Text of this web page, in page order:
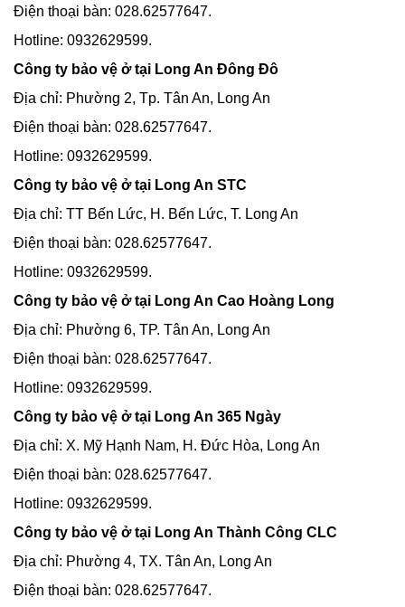
Điện thoại bàn: 028.62577647.
Hotline: 0932629599.
Công ty bảo vệ ở tại Long An Đông Đô
Địa chỉ: Phường 2, Tp. Tân An, Long An
Điện thoại bàn: 028.62577647.
Hotline: 0932629599.
Công ty bảo vệ ở tại Long An STC
Địa chỉ: TT Bến Lức, H. Bến Lức, T. Long An
Điện thoại bàn: 028.62577647.
Hotline: 0932629599.
Công ty bảo vệ ở tại Long An Cao Hoàng Long
Địa chỉ: Phường 6, TP. Tân An, Long An
Điện thoại bàn: 028.62577647.
Hotline: 0932629599.
Công ty bảo vệ ở tại Long An 365 Ngày
Địa chỉ: X. Mỹ Hạnh Nam, H. Đức Hòa, Long An
Điện thoại bàn: 028.62577647.
Hotline: 0932629599.
Công ty bảo vệ ở tại Long An Thành Công CLC
Địa chỉ: Phường 4, TX. Tân An, Long An
Điện thoại bàn: 028.62577647.